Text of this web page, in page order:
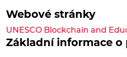
Základní informace o
Webové stránky
UNESCO Blockchain and